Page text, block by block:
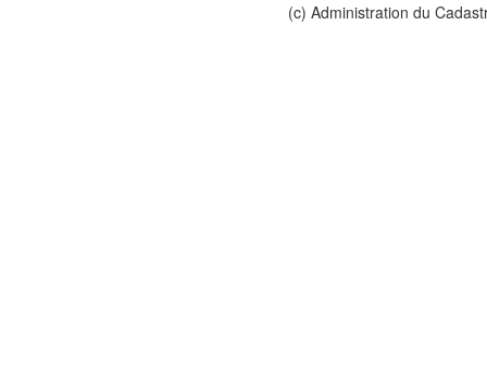
(c) Administration du